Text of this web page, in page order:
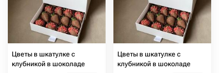
Цветы в шкатулке с
клубникой в шоколаде
Цветы в шкатулке с
клубникой в шоколаде